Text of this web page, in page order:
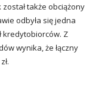
także obciążony
odbyła się jedna
kredytobiorców. Z
wynika, że łączny